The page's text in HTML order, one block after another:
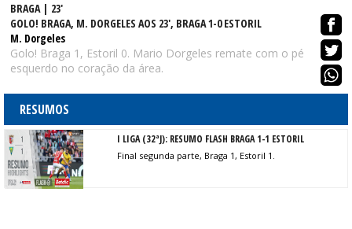
BRAGA | 23'
GOLO! BRAGA, M. DORGELES AOS 23', BRAGA 1-0 ESTORIL
M. Dorgeles
Golo! Braga 1, Estoril 0. Mario Dorgeles remate com o pé
esquerdo no coração da área.
RESUMOS
I LIGA (32ªJ): RESUMO FLASH BRAGA 1-1 ESTORIL
Final segunda parte, Braga 1, Estoril 1.